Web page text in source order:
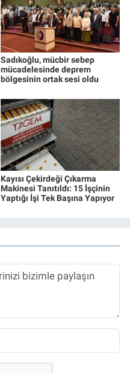
Sadıkoğlu, mücbir sebep
mücadelesinde deprem
bölgesinin ortak sesi oldu
Kayısı Çekirdeği Çıkarma
Makinesi Tanıtıldı: 15 İşçinin
Yaptığı İşi Tek Başına Yapıyor